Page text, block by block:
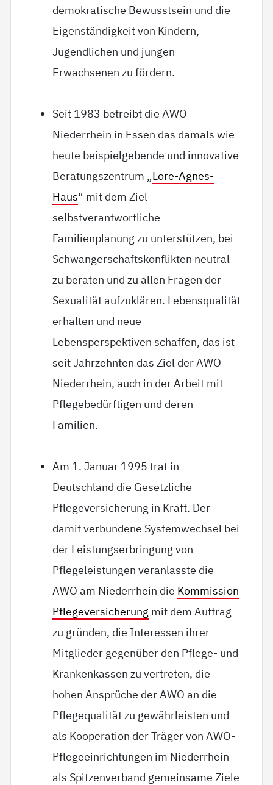
demokratische Bewusstsein und die
Eigenständigkeit von Kindern,
Jugendlichen und jungen
Erwachsenen zu fördern.
Seit 1983 betreibt die AWO
Niederrhein in Essen das damals wie
heute beispielgebende und innovative
Beratungszentrum „Lore-Agnes-
Haus“ mit dem Ziel
selbstverantwortliche
Familienplanung zu unterstützen, bei
Schwangerschaftskonflikten neutral
zu beraten und zu allen Fragen der
Sexualität aufzuklären. Lebensqualität
erhalten und neue
Lebensperspektiven schaffen, das ist
seit Jahrzehnten das Ziel der AWO
Niederrhein, auch in der Arbeit mit
Pflegebedürftigen und deren
Familien.
Am 1. Januar 1995 trat in
Deutschland die Gesetzliche
Pflegeversicherung in Kraft. Der
damit verbundene Systemwechsel bei
der Leistungserbringung von
Pflegeleistungen veranlasste die
AWO am Niederrhein die Kommission
Pflegeversicherung mit dem Auftrag
zu gründen, die Interessen ihrer
Mitglieder gegenüber den Pflege- und
Krankenkassen zu vertreten, die
hohen Ansprüche der AWO an die
Pflegequalität zu gewährleisten und
als Kooperation der Träger von AWO-
Pflegeeinrichtungen im Niederrhein
als Spitzenverband gemeinsame Ziele